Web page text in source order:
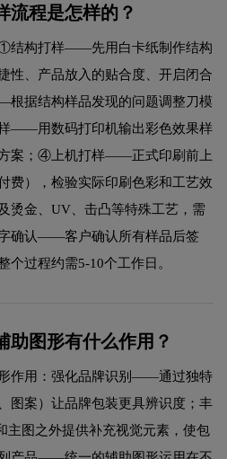
流程是怎样的？
结构打样——先用白卡纸制作结构
性、产品放入的贴合度、开启闭合
据结构样品发现的问题调整刀模
——用数码打印机输出彩色效果样
案；④上机打样——正式印刷前上
费），检验实际印刷色彩和工艺效
金、UV、击凸等特殊工艺，需
确认——客户确认所有样品后签
个过程约需5-10个工作日。
助图形有什么作用？
作用：强化品牌识别——通过独特
图案）让品牌包装更具辨识度；丰
图之外提供补充视觉元素，使包